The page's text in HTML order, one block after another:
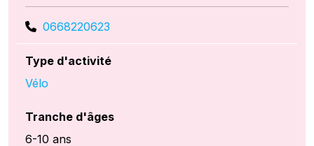
0668220623
Type d'activité
Vélo
Tranche d'âges
6-10 ans